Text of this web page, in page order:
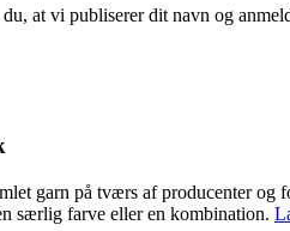
at vi publiserer dit navn og
garn på tværs af producenter
særlig farve eller en kombination.